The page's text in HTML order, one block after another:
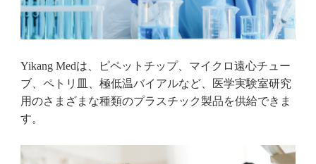
Yikang Medは、ピペットチップ、マイクロ遠心チュー
ブ、ペトリ皿、極低温バイアルなど、医学実験室研究
用のさまざまな種類のプラスチック製品を供給できま
す。